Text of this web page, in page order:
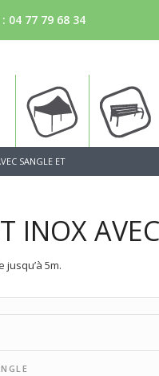
04 77 79 68 34
Tente
SANGLE ET
INOX
jusqu’à 5m.